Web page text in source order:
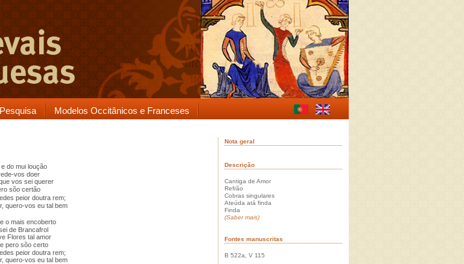
Pesquisa Modelos Occitânicos e Franceses
do mui loução
vos doer
vos sei querer
sõo certão
peior doutra rem;
vos eu tal bem
o mais encoberto
de Brancafrol
Flores tal amor
pero sõo certo
peior doutra rem;
vos eu tal bem
Nota geral
Descrição
Cantiga de Amor
Refrão
Cobras singulares
Ateúda atá finda
Finda
(Saber mais)
Fontes manuscritas
B 522a, V 115